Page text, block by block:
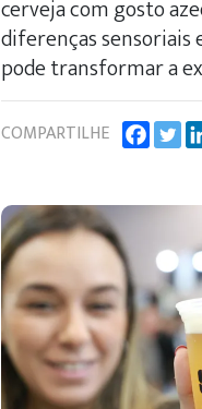
cerveja com gosto
diferenças sensoriais
pode transformar a
COMPARTILHE